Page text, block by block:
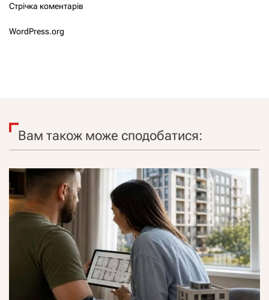
Стрічка коментарів
WordPress.org
Вам також може сподобатися: